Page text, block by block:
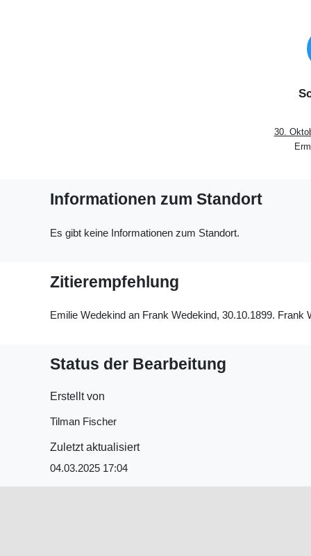
30.
Informationen zum Standort
Es gibt keine Informationen zum Standort.
Zitierempfehlung
Emilie Wedekind an Frank Wedekind, 30.10.1899.
Status der Bearbeitung
Erstellt von
Tilman Fischer
Zuletzt aktualisiert
04.03.2025 17:04